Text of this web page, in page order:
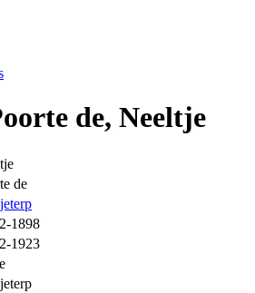
de, Neeltje
de
1898
1923